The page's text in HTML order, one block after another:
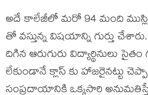
అదే కాలేజీలో మరో 94 మంది
తో వస్తున్న విషయాన్ని గుర్తు
దిగిన ఆరుగురు విద్యార్థినులు
లేకుండానే క్లాస్ కు హాజరైనట్టు
సంప్ర‌దాయానికి ఒక్క‌సారి